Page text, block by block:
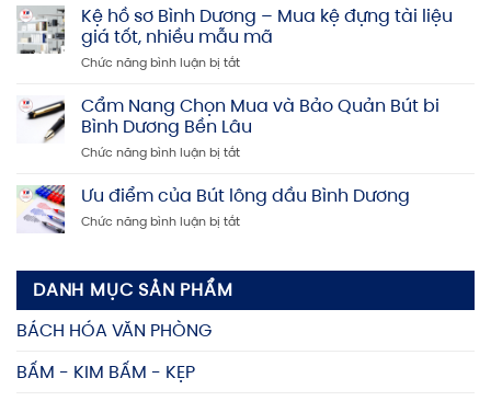
rẻ,
Uy
Chất
cao
kim
Bình
Dương:
Địa
mua
bấm
uy
giá
Kệ hồ sơ Bình Dương – Mua kệ đựng tài liệu
giá tốt, nhiều mẫu mã
Chức năng bình luận bị tắtở
hồ
Bình
Dương
Mua
đựng
Cẩm Nang Chọn Mua và Bảo Quản Bút bi
Bình Dương Bền Lâu
Chức năng bình luận bị tắtở
Nang
Chọn
Mua
Ưu điểm của Bút lông dầu Bình Dương
Chức năng bình luận bị tắtở
lông
DANH MỤC SẢN PHẨM
BÁCH HÓA VĂN PHÒNG
BẤM - KIM BẤM - KẸP